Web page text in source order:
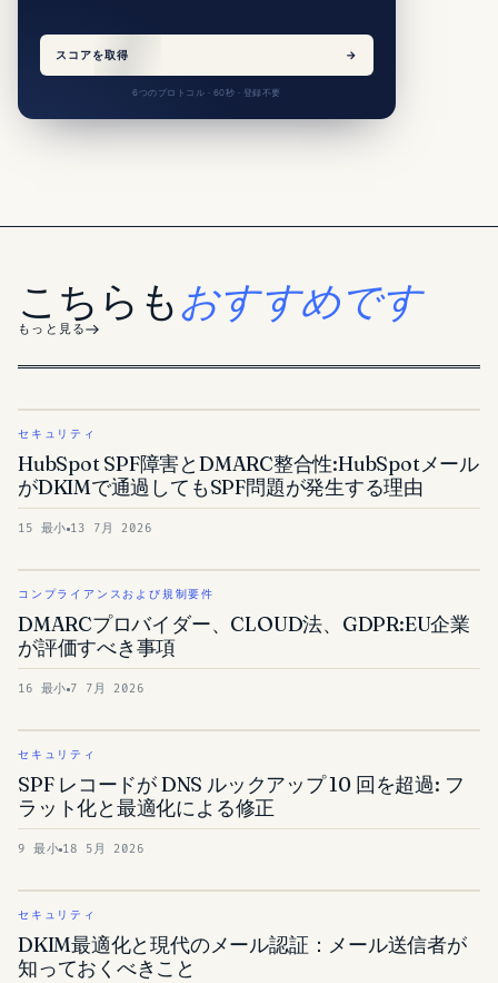
スコアを取得 →
6つのプロトコル · 60秒 · 登録不要
こちらもおすすめです
もっと見る
セキュリティ
HubSpot SPF障害とDMARC整合性:HubSpotメール
がDKIMで通過してもSPF問題が発生する理由
15 最小 13 7月 2026
コンプライアンスおよび規制要件
DMARCプロバイダー、CLOUD法、GDPR:EU企業
が評価すべき事項
16 最小 7 7月 2026
セキュリティ
SPF レコードが DNS ルックアップ 10 回を超過: フ
ラット化と最適化による修正
9 最小 18 5月 2026
セキュリティ
DKIM最適化と現代のメール認証：メール送信者が
知っておくべきこと